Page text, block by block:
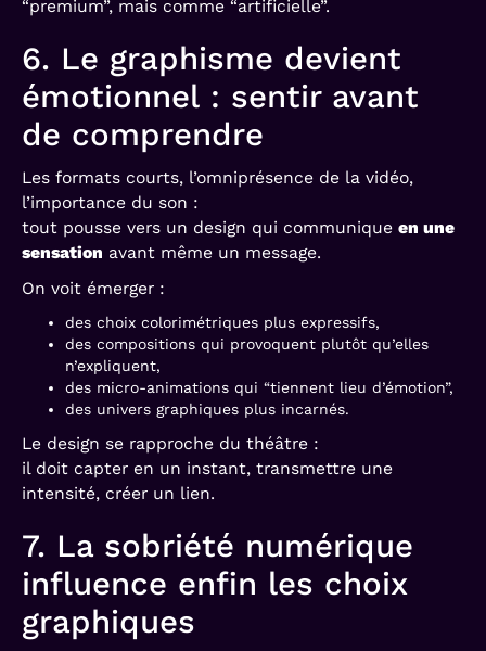
“premium”, mais comme “artificielle”.
6. Le graphisme devient
émotionnel : sentir avant
de comprendre
Les formats courts, l’omniprésence de la vidéo,
l’importance du son :
tout pousse vers un design qui communique en une
sensation avant même un message.
On voit émerger :
des choix colorimétriques plus expressifs,
des compositions qui provoquent plutôt qu’elles
n’expliquent,
des micro-animations qui “tiennent lieu d’émotion”,
des univers graphiques plus incarnés.
Le design se rapproche du théâtre :
il doit capter en un instant, transmettre une
intensité, créer un lien.
7. La sobriété numérique
influence enfin les choix
graphiques